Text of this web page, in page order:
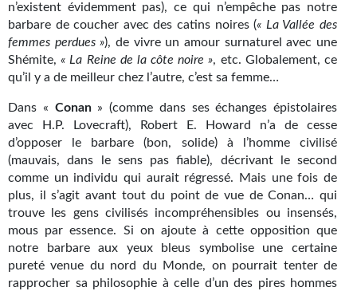
n’existent évidemment pas), ce qui n’empêche pas notre
barbare de coucher avec des catins noires (« La Vallée des
femmes perdues »), de vivre un amour surnaturel avec une
Shémite,« La Reine de la côte noire », etc. Globalement, ce
qu’il y a de meilleur chez l’autre, c’est sa femme…
Dans « Conan» (comme dans ses échanges épistolaires
avec H.P. Lovecraft), Robert E. Howard n’a de cesse
d’opposer le barbare (bon, solide) à l’homme civilisé
(mauvais, dans le sens pas fiable), décrivant le second
comme un individu qui aurait régressé. Mais une fois de
plus, il s’agit avant tout du point de vue de Conan… qui
trouve les gens civilisés incompréhensibles ou insensés,
mous par essence. Si on ajoute à cette opposition que
notre barbare aux yeux bleus symbolise une certaine
pureté venue du nord du Monde, on pourrait tenter de
rapprocher sa philosophie à celle d’un des pires hommes